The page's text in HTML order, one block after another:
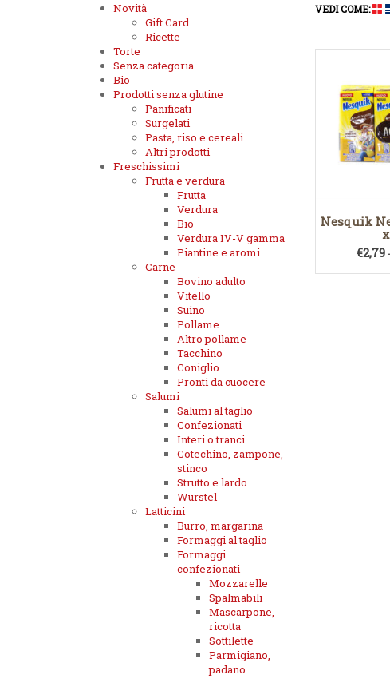
VEDI COME:
Nesquik
€2,79-
Novità
Gift Card
Ricette
Torte
Senza categoria
Bio
Prodotti senza glutine
Panificati
Surgelati
Pasta, riso e cereali
Altri prodotti
Freschissimi
Frutta e verdura
Frutta
Verdura
Bio
Verdura IV-V gamma
Piantine e aromi
Carne
Bovino adulto
Vitello
Suino
Pollame
Altro pollame
Tacchino
Coniglio
Pronti da cuocere
Salumi
Salumi al taglio
Confezionati
Interi o tranci
Cotechino, zampone,
stinco
Strutto e lardo
Wurstel
Latticini
Burro, margarina
Formaggi al taglio
Formaggi
confezionati
Mozzarelle
Spalmabili
Mascarpone,
ricotta
Sottilette
Parmigiano,
padano